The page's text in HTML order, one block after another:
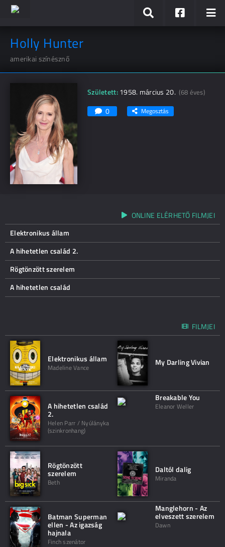
Holly Hunter
amerikai színésznő
Született:1958. március 20.(68 éves)
0 Megosztás
ONLINE ELÉRHETŐ FILMJEI
Elektronikus állam
A hihetetlen család 2.
Rögtönzött szerelem
A hihetetlen család
FILMJEI
Elektronikus állam
Madeline Vance
My Darling Vivian
A hihetetlen család
2.
Helen Parr / Nyúlányka
(szinkronhang)
Breakable You
Eleanor Weller
Rögtönzött
szerelem
Beth
Daltól dalig
Miranda
Batman Superman
ellen - Az igazság
hajnala
Finch szenátor
Manglehorn - Az
elveszett szerelem
Dawn